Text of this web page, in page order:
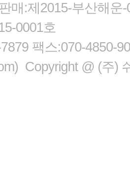
매:제2015-부산해
0001호
팩스:070-4850-
Copyright @ (주)